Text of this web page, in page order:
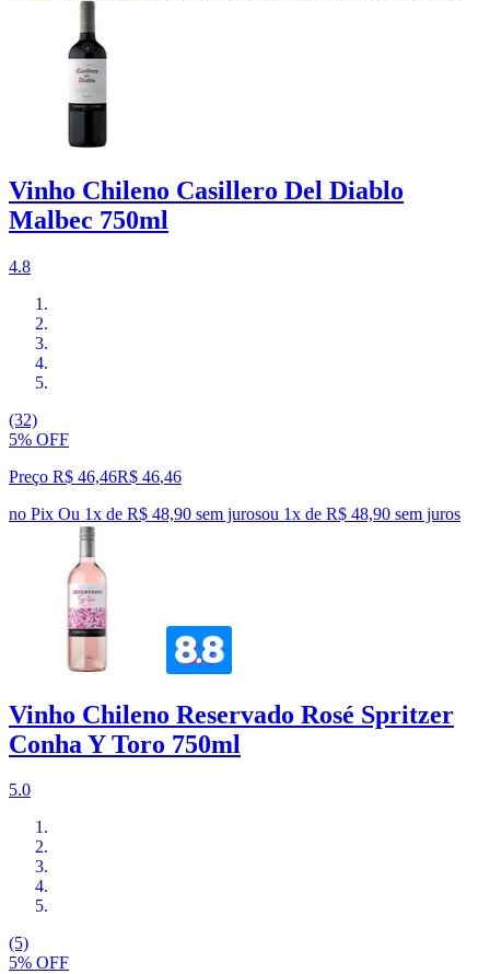
Vinho Chileno Casillero Del Diablo
Malbec 750ml
4.8
(32)
5% OFF
Preço R$ 46,46R$ 46,46
no Pix Ou 1x de R$ 48,90 sem jurosou 1x de R$ 48,90 sem juros
Vinho Chileno Reservado Rosé Spritzer
Conha Y Toro 750ml
5.0
(5)
5% OFF